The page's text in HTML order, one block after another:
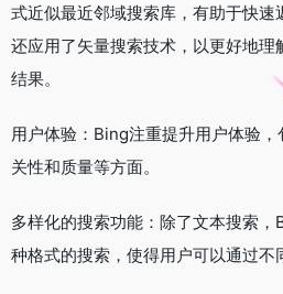
式近似最近邻域搜索库，有助于快
还应用了矢量搜索技术，以更好地理
结果。
用户体验：Bing注重提升用户体验
关性和质量等方面。
多样化的搜索功能：除了文本搜索
种格式的搜索，使得用户可以通过不